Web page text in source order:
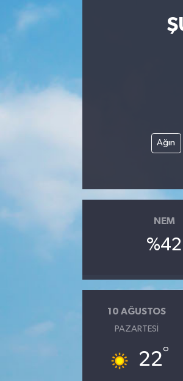
Ağın
NEM
%42
10 AĞUSTOS
PAZARTESI
22°